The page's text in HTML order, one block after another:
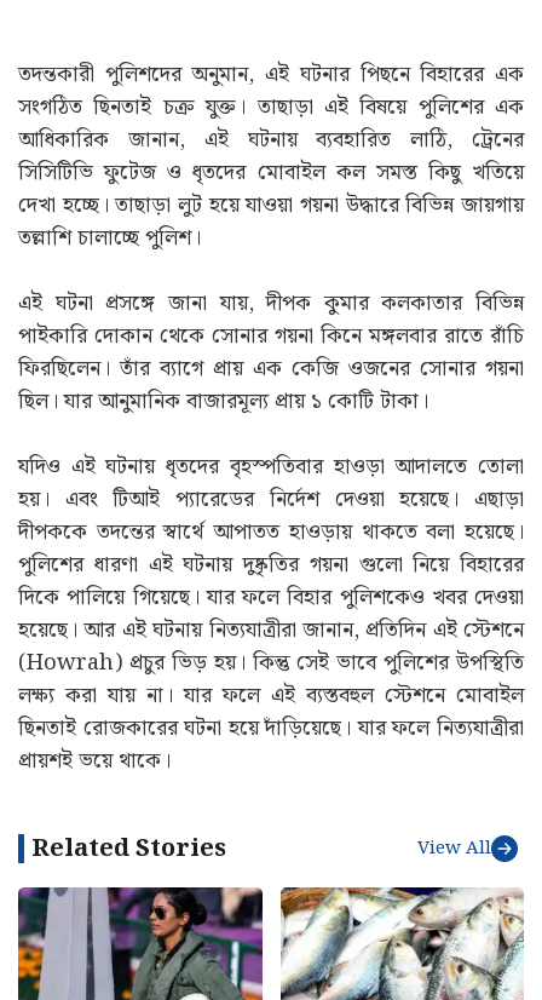
তদন্তকারী পুলিশদের অনুমান, এই ঘটনার পিছনে বিহারের এক
সংগঠিত ছিনতাই চক্র যুক্ত। তাছাড়া এই বিষয়ে পুলিশের এক
আধিকারিক জানান, এই ঘটনায় ব্যবহারিত লাঠি, ট্রেনের
সিসিটিভি ফুটেজ ও ধৃতদের মোবাইল কল সমস্ত কিছু খতিয়ে
দেখা হচ্ছে। তাছাড়া লুট হয়ে যাওয়া গয়না উদ্ধারে বিভিন্ন জায়গায়
তল্লাশি চালাচ্ছে পুলিশ।
এই ঘটনা প্রসঙ্গে জানা যায়, দীপক কুমার কলকাতার বিভিন্ন
পাইকারি দোকান থেকে সোনার গয়না কিনে মঙ্গলবার রাতে রাঁচি
ফিরছিলেন। তাঁর ব্যাগে প্রায় এক কেজি ওজনের সোনার গয়না
ছিল। যার আনুমানিক বাজারমূল্য প্রায় ১ কোটি টাকা।
যদিও এই ঘটনায় ধৃতদের বৃহস্পতিবার হাওড়া আদালতে তোলা
হয়। এবং টিআই প্যারেডের নির্দেশ দেওয়া হয়েছে। এছাড়া
দীপককে তদন্তের স্বার্থে আপাতত হাওড়ায় থাকতে বলা হয়েছে।
পুলিশের ধারণা এই ঘটনায় দুষ্কৃতির গয়না গুলো নিয়ে বিহারের
দিকে পালিয়ে গিয়েছে। যার ফলে বিহার পুলিশকেও খবর দেওয়া
হয়েছে। আর এই ঘটনায় নিত্যযাত্রীরা জানান, প্রতিদিন এই স্টেশনে
(Howrah) প্রচুর ভিড় হয়। কিন্তু সেই ভাবে পুলিশের উপস্থিতি
লক্ষ্য করা যায় না। যার ফলে এই ব্যস্তবহুল স্টেশনে মোবাইল
ছিনতাই রোজকারের ঘটনা হয়ে দাঁড়িয়েছে। যার ফলে নিত্যযাত্রীরা
প্রায়শই ভয়ে থাকে।
Related Stories View All